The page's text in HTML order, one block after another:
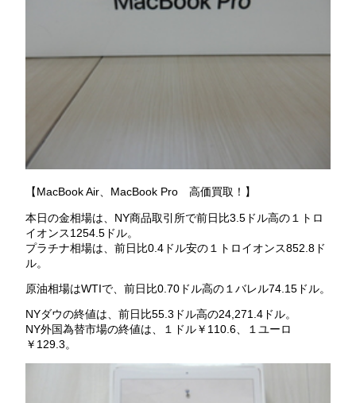
【MacBook Air、MacBook Pro 高価買取！】
本日の金相場は、NY商品取引所で前日比3.5ドル高の１トロ
イオンス1254.5ドル。
プラチナ相場は、前日比0.4ドル安の１トロイオンス852.8ド
ル。
原油相場はWTIで、前日比0.70ドル高の１バレル74.15ドル。
NYダウの終値は、前日比55.3ドル高の24,271.4ドル。
NY外国為替市場の終値は、１ドル￥110.6、１ユーロ
￥129.3。